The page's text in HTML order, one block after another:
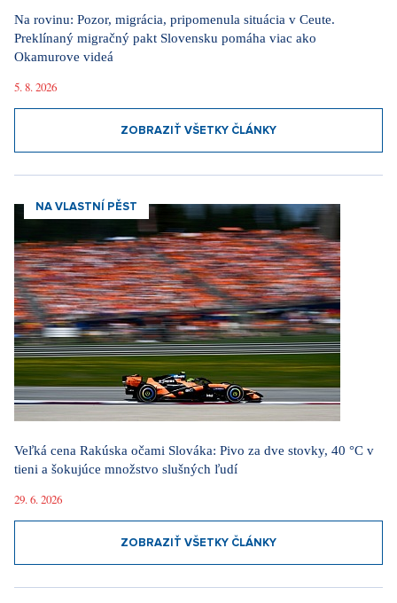
Na rovinu: Pozor, migrácia, pripomenula situácia v Ceute.
Preklínaný migračný pakt Slovensku pomáha viac ako
Okamurove videá
5. 8. 2026
ZOBRAZIŤ VŠETKY ČLÁNKY
NA VLASTNÍ PĚST
Veľká cena Rakúska očami Slováka: Pivo za dve stovky, 40 °C v
tieni a šokujúce množstvo slušných ľudí
29. 6. 2026
ZOBRAZIŤ VŠETKY ČLÁNKY